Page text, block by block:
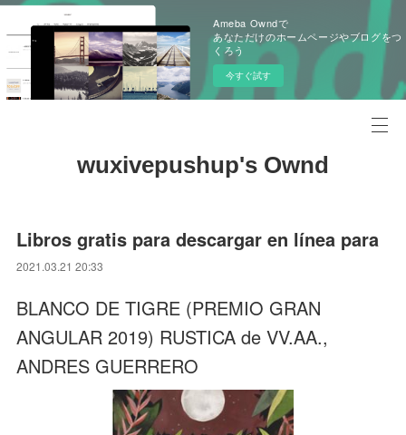
Ameba Owndで
あなただけのホームページやブログをつ
くろう
今すぐ試す
wuxivepushup's Ownd
Libros gratis para descargar en línea para
2021.03.21 20:33
BLANCO DE TIGRE (PREMIO GRAN
ANGULAR 2019) RUSTICA de VV.AA.,
ANDRES GUERRERO